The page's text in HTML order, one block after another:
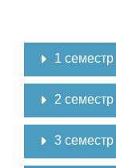
1 семестр
2 семестр
3 семестр